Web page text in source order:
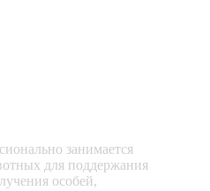
занимается
для поддержания
особей,